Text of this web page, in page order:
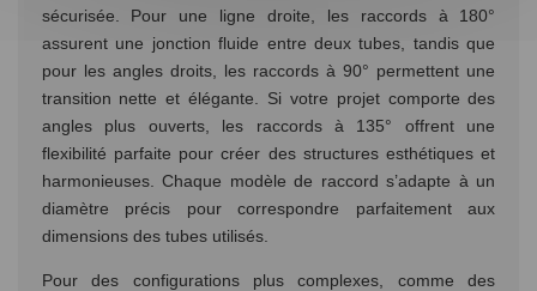
sécurisée. Pour une ligne droite, les raccords à 180°
assurent une jonction fluide entre deux tubes, tandis que
pour les angles droits, les raccords à 90° permettent une
transition nette et élégante. Si votre projet comporte des
angles plus ouverts, les raccords à 135° offrent une
flexibilité parfaite pour créer des structures esthétiques et
harmonieuses. Chaque modèle de raccord s’adapte à un
diamètre précis pour correspondre parfaitement aux
dimensions des tubes utilisés.
Pour des configurations plus complexes, comme des